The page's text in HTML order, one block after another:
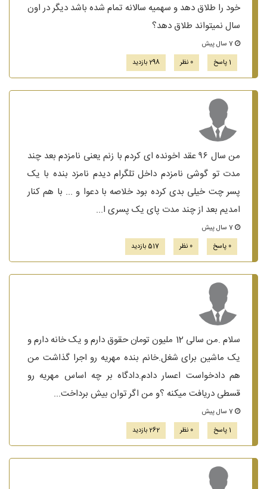
خود را طلاق دهد و سهمیه سالانه تمام شده باشد دیگر در اون
سال نمیتواند طلاق دهد؟
1 پاسخ
0 نظر 298 بازدید
من سال ۹۶ عقد اخونده ای کردم با زنم یعنی نامزدم بعد چند
مدت تو گوشی نامزدم داخل تلگرام دیدم نامزد بنده با یک
پسر چت خیلی بدی کرده بود خلاصه با دعوا و ... با هم کنار
امدیم بعد از چند مدت پای یک پسری ا...
0 پاسخ
0 نظر 517 بازدید
سلام .من سالی 12 ملیون تومان حقوق دارم و یک خانه دارم و
یک ماشین برای شغل.خانم بنده مهریه رو اجرا گذاشت من
هم دادخواست اعسار دادم.دادگاه بر چه اساس مهریه رو
قسطی دریافت میکنه ؟و من اگر توان بیش برداخت...
1 پاسخ
0 نظر 262 بازدید